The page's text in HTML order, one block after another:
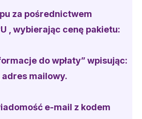
za pośrednictwem
, wybierając cenę pakietu:
do wpłaty” wpisując:
mailowy.
e-mail z kodem